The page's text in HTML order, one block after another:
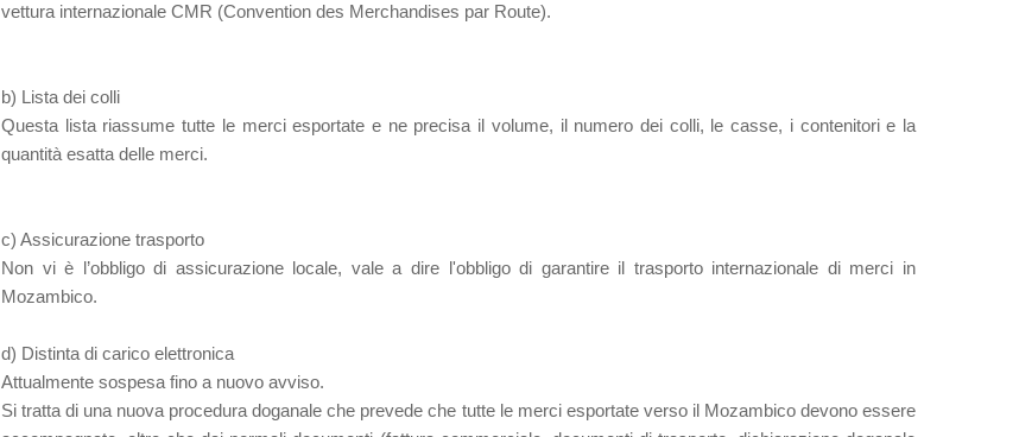
vettura internazionale CMR (Convention des Merchandises par Route).
b) Lista dei colli
Questa lista riassume tutte le merci esportate e ne precisa il volume, il numero dei colli, le casse, i contenitori e la
quantità esatta delle merci.
c) Assicurazione trasporto
Non vi è l’obbligo di assicurazione locale, vale a dire l'obbligo di garantire il trasporto internazionale di merci in
Mozambico.
d) Distinta di carico elettronica
Attualmente sospesa fino a nuovo avviso.
Si tratta di una nuova procedura doganale che prevede che tutte le merci esportate verso il Mozambico devono essere